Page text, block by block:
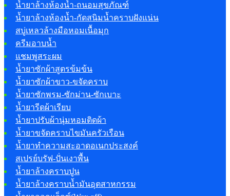
น้ำยาล้างห้องน้ำ-ถนอมสุขภัณฑ์
น้ำยาล้างห้องน้ำ-กัดสนิมน้ำคราบฝังแน่น
สบู่เหลวล้างมือหอมเนื้อมุก
ครีมอาบน้ำ
แชมพูสระผม
น้ำยาซักผ้าสูตรข้มข้น
น้ำยาซักผ้าขาว-ขจัดคราบ
น้ำยาซักพรม-ซักม่าน-ซักเบาะ
น้ำยารีดผ้าเรียบ
น้ำยาปรับผ้านุ่มหอมติดผ้า
น้ำยาขจัดคราบไขมันครัวเรือน
น้ำยาทำความสะอาดอเนกประสงค์
สเปรย์บรัฟ-ปั่นเงาพื้น
น้ำยาล้างคราบปูน
น้ำยาล้างคราบน้ำมันอุตสาหกรรม